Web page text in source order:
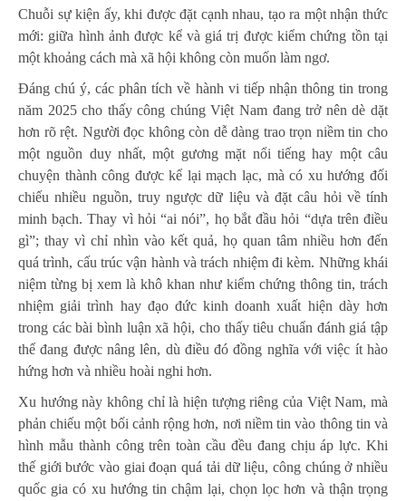
Chuỗi sự kiện ấy, khi được đặt cạnh nhau, tạo ra một nhận thức
mới: giữa hình ảnh được kể và giá trị được kiểm chứng tồn tại
một khoảng cách mà xã hội không còn muốn làm ngơ.
Đáng chú ý, các phân tích về hành vi tiếp nhận thông tin trong
năm 2025 cho thấy công chúng Việt Nam đang trở nên dè dặt
hơn rõ rệt. Người đọc không còn dễ dàng trao trọn niềm tin cho
một nguồn duy nhất, một gương mặt nổi tiếng hay một câu
chuyện thành công được kể lại mạch lạc, mà có xu hướng đối
chiếu nhiều nguồn, truy ngược dữ liệu và đặt câu hỏi về tính
minh bạch. Thay vì hỏi “ai nói”, họ bắt đầu hỏi “dựa trên điều
gì”; thay vì chỉ nhìn vào kết quả, họ quan tâm nhiều hơn đến
quá trình, cấu trúc vận hành và trách nhiệm đi kèm. Những khái
niệm từng bị xem là khô khan như kiểm chứng thông tin, trách
nhiệm giải trình hay đạo đức kinh doanh xuất hiện dày hơn
trong các bài bình luận xã hội, cho thấy tiêu chuẩn đánh giá tập
thể đang được nâng lên, dù điều đó đồng nghĩa với việc ít hào
hứng hơn và nhiều hoài nghi hơn.
Xu hướng này không chỉ là hiện tượng riêng của Việt Nam, mà
phản chiếu một bối cảnh rộng hơn, nơi niềm tin vào thông tin và
hình mẫu thành công trên toàn cầu đều đang chịu áp lực. Khi
thế giới bước vào giai đoạn quá tải dữ liệu, công chúng ở nhiều
quốc gia có xu hướng tin chậm lại, chọn lọc hơn và thận trọng